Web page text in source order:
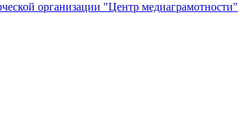
организации "Центр медиаграмотности"